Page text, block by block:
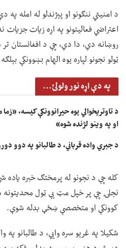
د امنیتي ننګونو او پېژندلو له امله
اعتراضي فعالیتونو په اړه زیات
روښانه دي، دا دي، چې د افغانستان
ټولو نجونو لپاره یوه الهام بښوونکې
په دې اړه نور ولولئ...
د تاوتریخوالي یوه حیرانوونکې کیسه،
او په وینو لژنده شوه»
د جبري واده قرباني، د طالبانو په دوو
کله چې د نجونو له پرمختګ خبره یاده
نجلۍ چې پر خپل مټ یې ټول محدیتونه
کوونکې او متخصصې ښځې بدله شوې.
شکیلا په غرېو سره وايي، د طالبانو